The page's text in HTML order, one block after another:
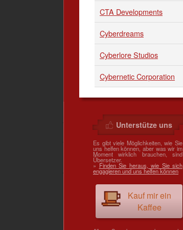
CTA Developments
Cyberdreams
Cyberlore Studios
Cybernetic Corporation
Unterstütze uns
Es gibt viele Möglichkeiten, wie Sie
uns helfen können, aber was wir im
Moment wirklich brauchen, sind
Übersetzer.
» Finden Sie heraus, wie Sie sich
engagieren und uns helfen können
Kauf mir ein
Kaffee